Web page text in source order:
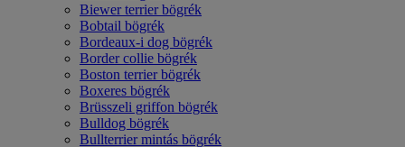
Biewer terrier bögrék
Bobtail bögrék
Bordeaux-i dog bögrék
Border collie bögrék
Boston terrier bögrék
Boxeres bögrék
Brüsszeli griffon bögrék
Bulldog bögrék
Bullterrier mintás bögrék